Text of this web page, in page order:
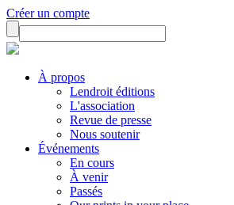
Créer un compte
À propos
Lendroit éditions
L'association
Revue de presse
Nous soutenir
Événements
En cours
À venir
Passés